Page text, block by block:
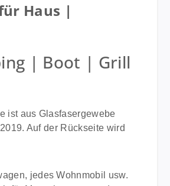
Haus |
| Boot | Grill
ist aus Glasfasergewebe
Auf der Rückseite wird
jedes Wohnmobil usw.